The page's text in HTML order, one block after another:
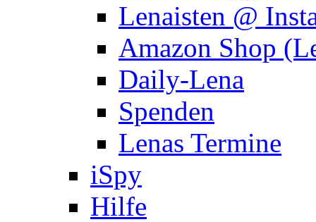
Lenaisten @
Amazon Shop
Daily-Lena
Spenden
Lenas Termine
iSpy
Hilfe